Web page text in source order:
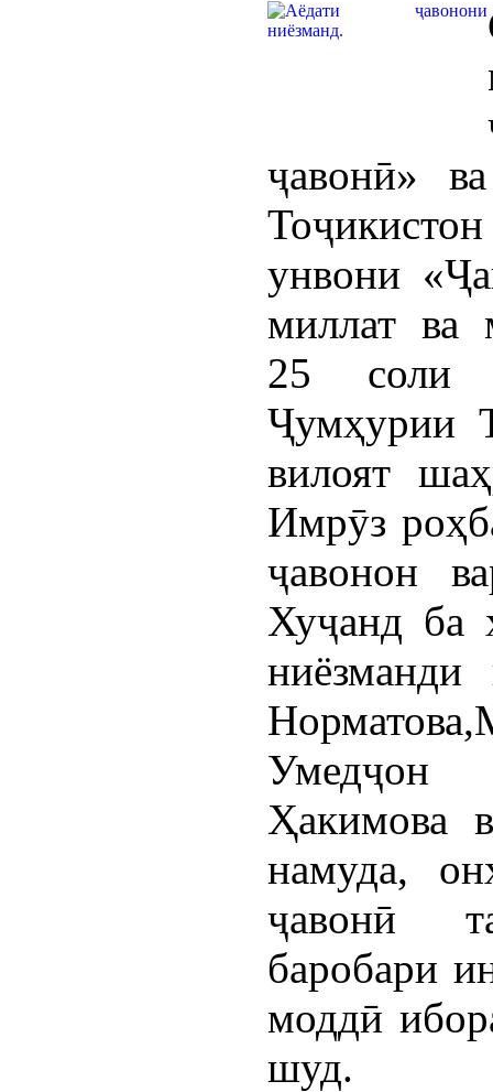
ҷавонӣ»
унвони
миллат ва
25 соли
Ҷумҳурии
вилоят
Имрӯз
ҷавонон
Хуҷанд ба
Умедҷон
Ҳакимова
намуда,
ҷавонӣ
баробари
моддӣ
шуд.